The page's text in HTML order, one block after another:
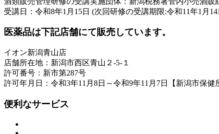
受講日：令和8年1月15日 (次回研修の受講期限:令和11年1月
医薬品は下記店舗にて販売しています。
イオン新潟青山店
店舗所在地：新潟市西区青山２-5-１
許可番号：新市第287号
許可年月日：令和3年11月8日～令和9年11月7日【新潟市保健
便利なサービス